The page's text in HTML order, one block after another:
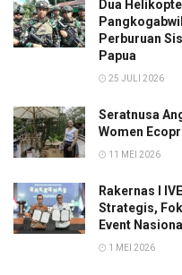
Dua
Perburuan
Papua
25 JULI 2026
Seratnusa
Women
11 MEI 2026
Rakernas I
Strategis,
Event Nasional
1 MEI 2026